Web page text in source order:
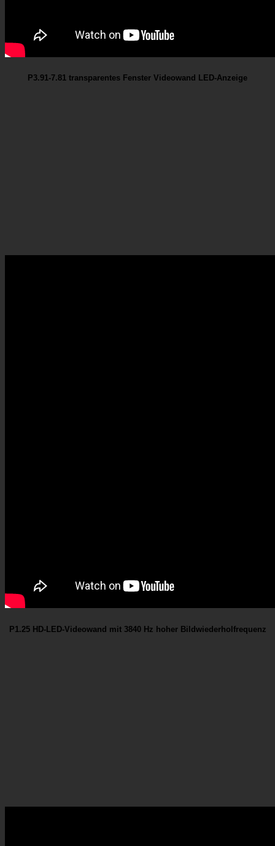
P3.91-7.81 transparentes Fenster Videowand LED-Anzeige
P1.25 HD-LED-Videowand mit 3840 Hz hoher Bildwiederholfrequenz